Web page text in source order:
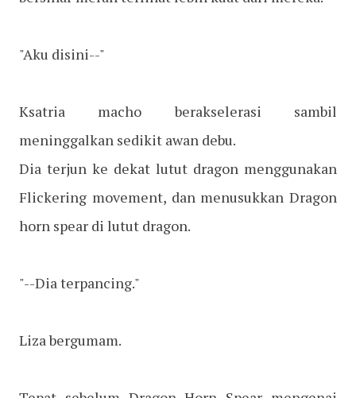
"Aku disini--"
Ksatria macho berakselerasi sambil
meninggalkan sedikit awan debu.
Dia terjun ke dekat lutut dragon menggunakan
Flickering movement, dan menusukkan Dragon
horn spear di lutut dragon.
"--Dia terpancing."
Liza bergumam.